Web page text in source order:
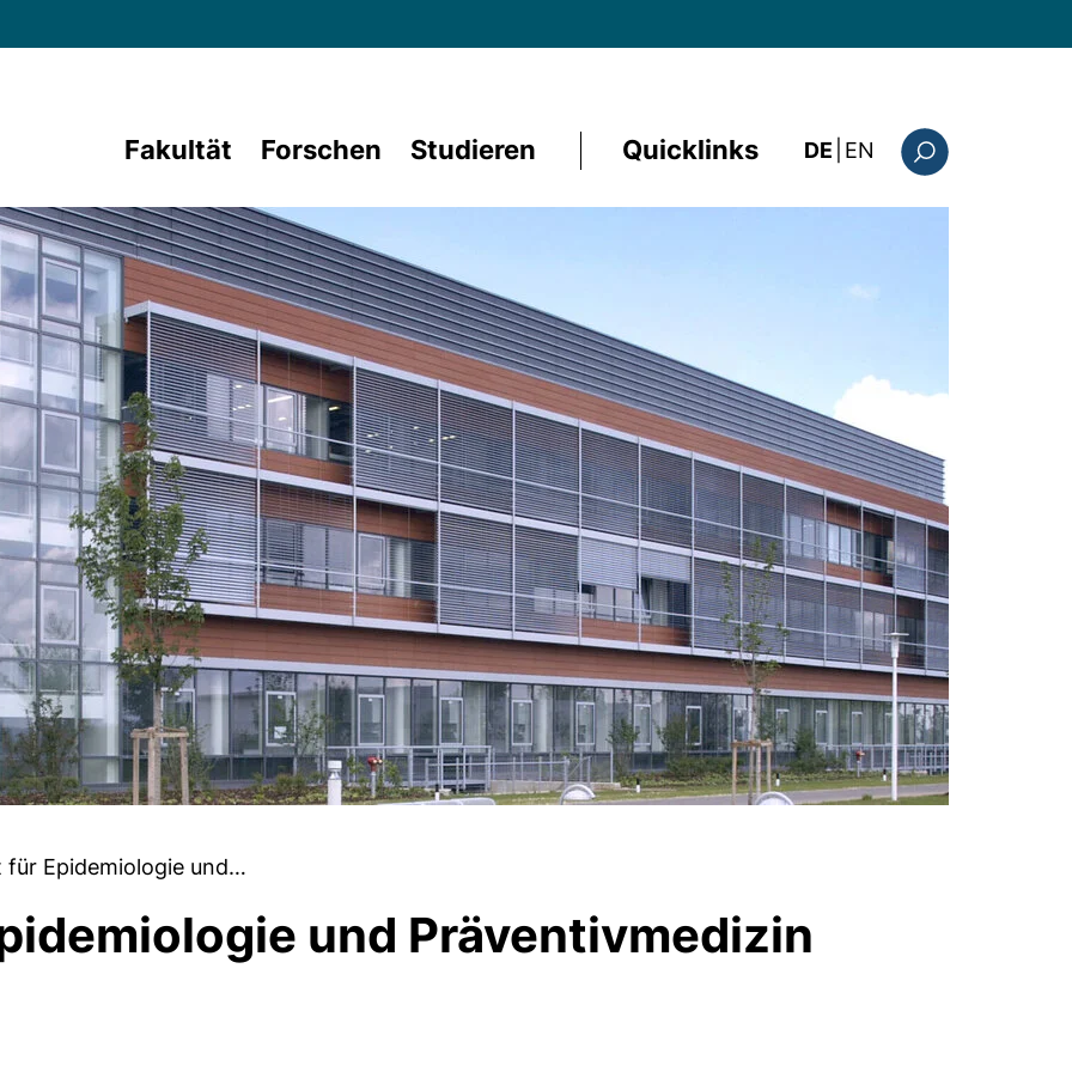
Fakultät Forschen Studieren Quicklinks DE EN : the current page
für Epidemiologie und…
und Präventivmedizin